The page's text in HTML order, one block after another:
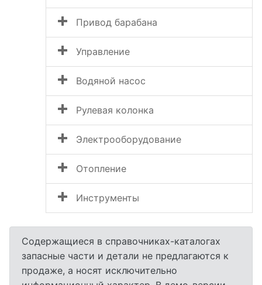
Привод барабана
Управление
Водяной насос
Рулевая колонка
Электрооборудование
Отопление
Инструменты
Содержащиеся в справочниках-каталогах
запасные части и детали не предлагаются к
продаже, а носят исключительно